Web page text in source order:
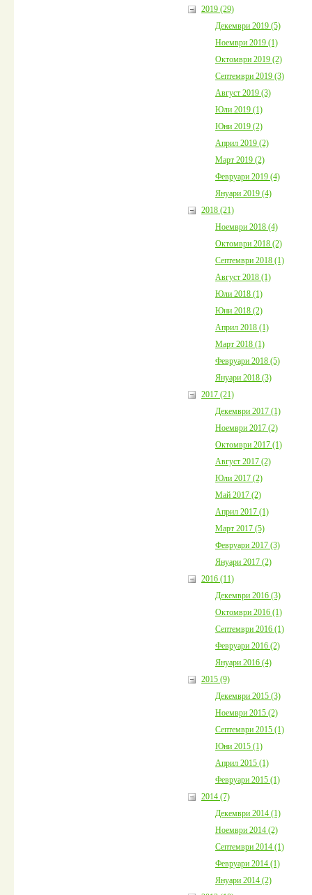
2019 (29)
Декември 2019 (5)
Ноември 2019 (1)
Октомври 2019 (2)
Септември 2019 (3)
Август 2019 (3)
Юли 2019 (1)
Юни 2019 (2)
Април 2019 (2)
Март 2019 (2)
Февруари 2019 (4)
Януари 2019 (4)
2018 (21)
Ноември 2018 (4)
Октомври 2018 (2)
Септември 2018 (1)
Август 2018 (1)
Юли 2018 (1)
Юни 2018 (2)
Април 2018 (1)
Март 2018 (1)
Февруари 2018 (5)
Януари 2018 (3)
2017 (21)
Декември 2017 (1)
Ноември 2017 (2)
Октомври 2017 (1)
Август 2017 (2)
Юли 2017 (2)
Май 2017 (2)
Април 2017 (1)
Март 2017 (5)
Февруари 2017 (3)
Януари 2017 (2)
2016 (11)
Декември 2016 (3)
Октомври 2016 (1)
Септември 2016 (1)
Февруари 2016 (2)
Януари 2016 (4)
2015 (9)
Декември 2015 (3)
Ноември 2015 (2)
Септември 2015 (1)
Юни 2015 (1)
Април 2015 (1)
Февруари 2015 (1)
2014 (7)
Декември 2014 (1)
Ноември 2014 (2)
Септември 2014 (1)
Февруари 2014 (1)
Януари 2014 (2)